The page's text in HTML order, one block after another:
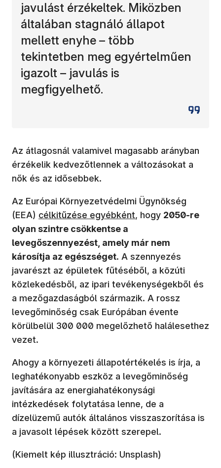
javulást érzékeltek. Miközben
általában stagnáló állapot
mellett enyhe – több
tekintetben meg egyértelműen
igazolt – javulás is
megfigyelhető.
Az átlagosnál valamivel magasabb arányban
érzékelik kedvezőtlennek a változásokat a
nők és az idősebbek.
Az Európai Környezetvédelmi Ügynökség
(EEA) (új ablakban nyílik meg)
célkitűzése egyébként, hogy 2050-re
olyan szintre csökkentse a
levegőszennyezést, amely már nem
károsítja az egészséget. A szennyezés
javarészt az épületek fűtéséből, a közúti
közlekedésből, az ipari tevékenységekből és
a mezőgazdaságból származik. A rossz
levegőminőség csak Európában évente
körülbelül 300 000 megelőzhető halálesethez
vezet.
Ahogy a környezeti állapotértékelés is írja, a
leghatékonyabb eszköz a levegőminőség
javítására az energiahatékonysági
intézkedések folytatása lenne, de a
dízelüzemű autók általános visszaszorítása is
a javasolt lépések között szerepel.
(Kiemelt kép illusztráció: Unsplash)